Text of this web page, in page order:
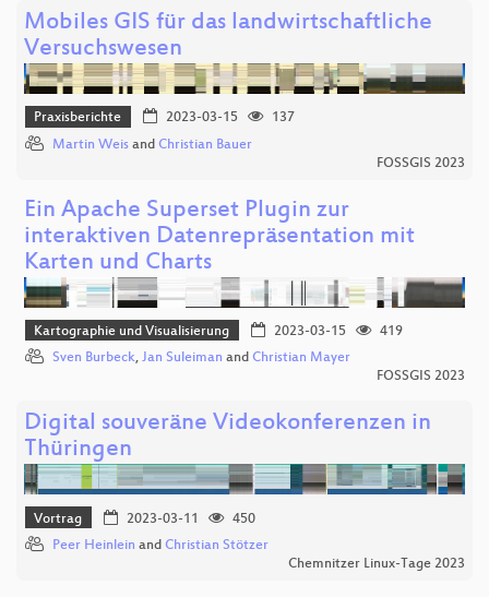
Mobiles GIS für das landwirtschaftliche
Versuchswesen
Praxisberichte 2023-03-15
137
Martin Weis and Christian Bauer
FOSSGIS 2023
Ein Apache Superset Plugin zur
interaktiven Datenrepräsentation mit
Karten und Charts
Kartographie und Visualisierung 2023-03-15
419
Sven Burbeck, Jan Suleiman and Christian Mayer
FOSSGIS 2023
Digital souveräne Videokonferenzen in
Thüringen
Vortrag 2023-03-11
450
Peer Heinlein and Christian Stötzer
Chemnitzer Linux-Tage 2023